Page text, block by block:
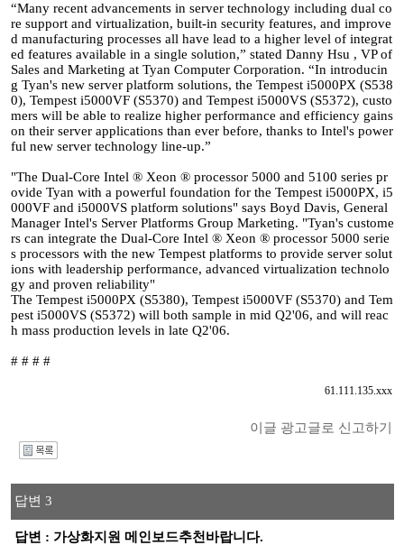
“Many recent advancements in server technology including dual co
re support and virtualization, built-in security features, and improve
d manufacturing processes all have lead to a higher level of integrat
ed features available in a single solution,” stated Danny Hsu , VP of
Sales and Marketing at Tyan Computer Corporation. “In introducin
g Tyan's new server platform solutions, the Tempest i5000PX (S538
0), Tempest i5000VF (S5370) and Tempest i5000VS (S5372), custo
mers will be able to realize higher performance and efficiency gains
on their server applications than ever before, thanks to Intel's power
ful new server technology line-up.”
"The Dual-Core Intel ® Xeon ® processor 5000 and 5100 series pr
ovide Tyan with a powerful foundation for the Tempest i5000PX, i5
000VF and i5000VS platform solutions" says Boyd Davis, General
Manager Intel's Server Platforms Group Marketing. "Tyan's custome
rs can integrate the Dual-Core Intel ® Xeon ® processor 5000 serie
s processors with the new Tempest platforms to provide server solut
ions with leadership performance, advanced virtualization technolo
gy and proven reliability"
The Tempest i5000PX (S5380), Tempest i5000VF (S5370) and Tem
pest i5000VS (S5372) will both sample in mid Q2'06, and will reac
h mass production levels in late Q2'06.
# # # #
61.111.135.xxx
이글 광고글로 신고하기
답변 3
답변 : 가상화지원 메인보드추천바랍니다.